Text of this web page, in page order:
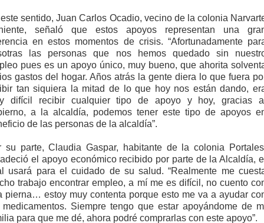
sentido, Juan Carlos Ocadio, vecino de la colonia
señaló que estos apoyos representan una
en estos momentos de crisis. “Afortunadamente
las personas que nos hemos quedado sin
pues es un apoyo único, muy bueno, que ahorita
gastos del hogar. Años atrás la gente diera lo que fuera
tan siquiera la mitad de lo que hoy nos están dando,
difícil recibir cualquier tipo de apoyo y hoy, gracias
a la alcaldía, podemos tener este tipo de apoyos
de las personas de la alcaldía”.
su parte, Claudia Gaspar, habitante de la colonia
el apoyo económico recibido por parte de la Alcaldía,
usará para el cuidado de su salud. “Realmente me
trabajo encontrar empleo, a mí me es difícil, no cuento
pierna… estoy muy contenta porque esto me va a ayudar
medicamentos. Siempre tengo que estar apoyándome de
para que me dé, ahora podré comprarlas con este apoyo”.